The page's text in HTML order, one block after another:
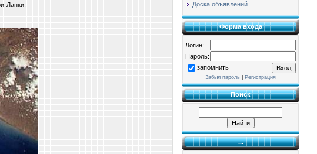
Ланки.
Доска объявлений
Форма входа
Логин:
Пароль:
запомнить
Забыл пароль Регистрация
Поиск
...